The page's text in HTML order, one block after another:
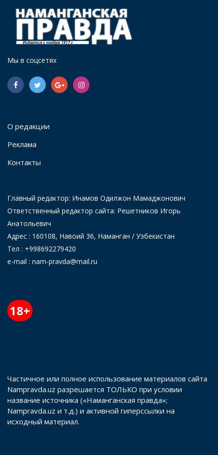
Мы в соцсетях
О редакции
Реклама
Контакты
Главный редактор: Инамов Одилжон Мамаджонович
Ответственный редактор сайта: Решетников Игорь
Анатольевич
Адрес : 160108, Навоий 36, Наманган / Узбекистан
Тел : +998692279420
e-mail : nam-pravda@mail.ru
18+
Частичное или полное использование материалов сайта
Nampravda.uz разрешается ТОЛЬКО при условии
название источника («Наманганская правда»;
Nampravda.uz и т.д.) и активной гиперссылки на
исходный материал.